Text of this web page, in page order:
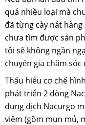
quá nhiều loại mà
đã từng cày nát
chưa tìm được sản
tôi sẽ không ngần
chuyên gia chăm
Thấu hiểu cơ chế
phát triển 2 dòng
dung dịch Nacurgo
viêm (gồm mụn mủ,